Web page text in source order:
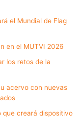
el Mundial de Flag
en el MUTVI 2026
los retos de la
acervo con nuevas
que creará dispositivo